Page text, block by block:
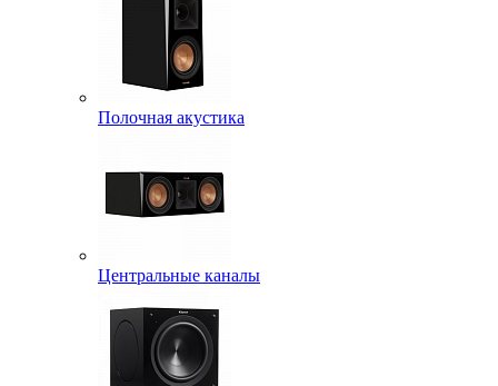
Полочная акустика
Центральные каналы